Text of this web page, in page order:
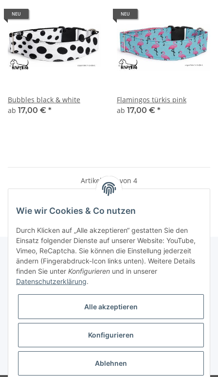
NEU
Bubbles black & white
ab 17,00 € *
NEU
Flamingos türkis pink
ab 17,00 € *
Artikel 1 - 4 von 4
Informationen
Galerie
* Keine Ausweisung der Mehrwertsteuer gemäß Klein-Unternehmer-Regelung.,
Wie wir Cookies & Co nutzen
Durch Klicken auf „Alle akzeptieren“ gestatten Sie den
Einsatz folgender Dienste auf unserer Website: YouTube,
Vimeo, ReCaptcha. Sie können die Einstellung jederzeit
ändern (Fingerabdruck-Icon links unten). Weitere Details
finden Sie unter Konfigurieren und in unserer
Datenschutzerklärung.
Alle akzeptieren
Konfigurieren
Ablehnen